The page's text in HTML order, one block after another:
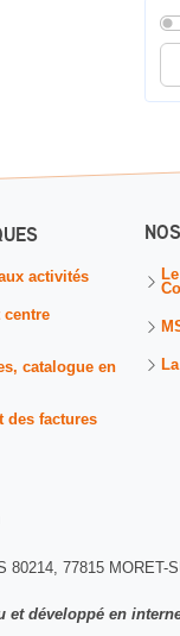
activités
centre
catalogue en
des factures
80214, 77815 MORET-
et développé en